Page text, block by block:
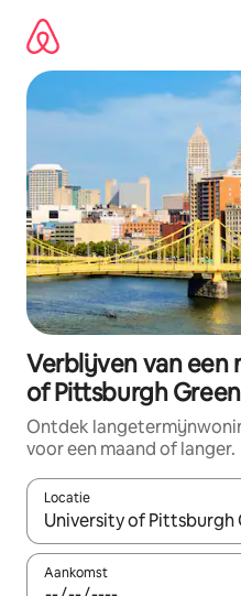
direct
naar
inhoud
Verblijven van een
of Pittsburgh
Ontdek
voor een maand of langer.
Locatie
Wanneer er resultaten
Aankomst